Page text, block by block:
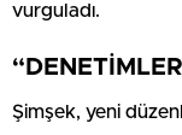
vurguladı.
Şimşek, yeni